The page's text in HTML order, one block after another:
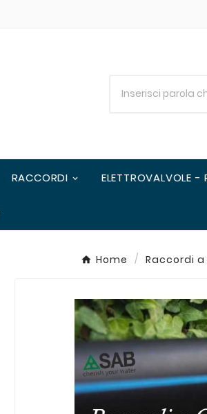
RACCORDI ELETTROVALVOLE -
Home Raccordi